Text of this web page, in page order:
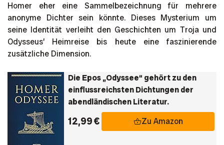
Homer eher eine Sammelbezeichnung für mehrere
anonyme Dichter sein könnte. Dieses Mysterium um
seine Identität verleiht den Geschichten um Troja und
Odysseus’ Heimreise bis heute eine faszinierende
zusätzliche Dimension.
Die Epos „Odyssee“ gehört zu den
einflussreichsten Dichtungen der
abendländischen Literatur.
12,99 € Zu Amazon